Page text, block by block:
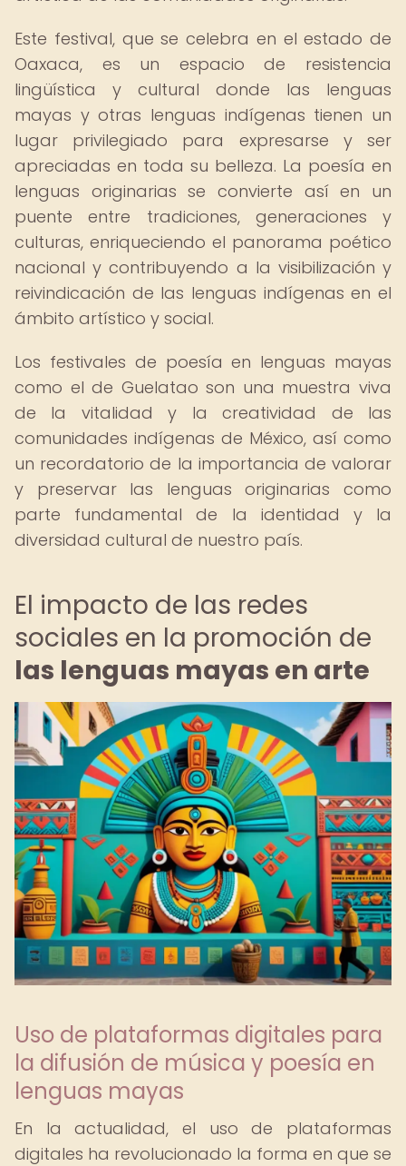
Este festival, que se celebra en el estado de
Oaxaca, es un espacio de resistencia
lingüística y cultural donde las lenguas
mayas y otras lenguas indígenas tienen un
lugar privilegiado para expresarse y ser
apreciadas en toda su belleza. La poesía en
lenguas originarias se convierte así en un
puente entre tradiciones, generaciones y
culturas, enriqueciendo el panorama poético
nacional y contribuyendo a la visibilización y
reivindicación de las lenguas indígenas en el
ámbito artístico y social.
Los festivales de poesía en lenguas mayas
como el de Guelatao son una muestra viva
de la vitalidad y la creatividad de las
comunidades indígenas de México, así como
un recordatorio de la importancia de valorar
y preservar las lenguas originarias como
parte fundamental de la identidad y la
diversidad cultural de nuestro país.
El impacto de las redes
sociales en la promoción de
las lenguas mayas en arte
Uso de plataformas digitales para
la difusión de música y poesía en
lenguas mayas
En la actualidad, el uso de plataformas
digitales ha revolucionado la forma en que se